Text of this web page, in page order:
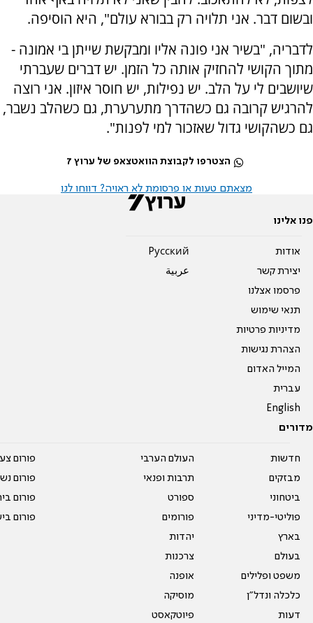
ובשום דבר. אני תלויה רק בבורא עולם", היא הוסיפה.
לדבריה, "בשיר אני פונה אליו ומבקשת שייתן בי אמונה -
מתוך הקושי להחזיק אותה כל הזמן. יש דברים שעברתי
שיושבים לי על הלב. יש נפילות, יש חוסר איזון. אני רוצה
להרגיש קרובה גם כשהדרך מתערערת, גם כשהלב נשבר,
גם כשהקושי גדול שאזכור למי לפנות".
הצטרפו לקבוצת הוואטצאפ של ערוץ 7
מצאתם טעות או פרסומת לא ראויה? דווחו לנו
פנו אלינו
אודות
יצירת קשר
פרסמו אצלנו
תנאי שימוש
מדיניות פרטיות
הצהרת נגישות
המייל האדום
עברית
English
Pусский
عربية
מדורים
חדשות
מבזקים
ביטחוני
פוליטי-מדיני
בארץ
בעולם
משפט ופלילים
כלכלה ונדל"ן
דעות
העולם הערבי
תרבות ופנאי
ספורט
פורומים
יהדות
צרכנות
אופנה
מוסיקה
פיוטקאסט
פורום
פורום
פורום
פורום